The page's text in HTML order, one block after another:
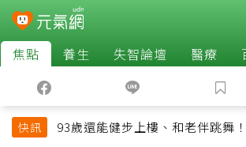
焦點 養生 失智論壇 醫療
快訊
93歲還能健步上樓、和老伴跳舞